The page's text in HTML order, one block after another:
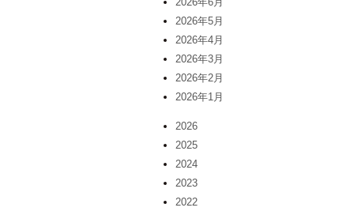
2026年5月
2026年4月
2026年3月
2026年2月
2026年1月
2026
2025
2024
2023
2022